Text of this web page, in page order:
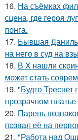
16. На съёмках
сцена, где героя
понга.
17. Бывшая Данилы
на него в суд на
18. В X нашли
может cтaть
19. "Будто
прозрачном
20. Парень
позвал её на
21. "Работа над